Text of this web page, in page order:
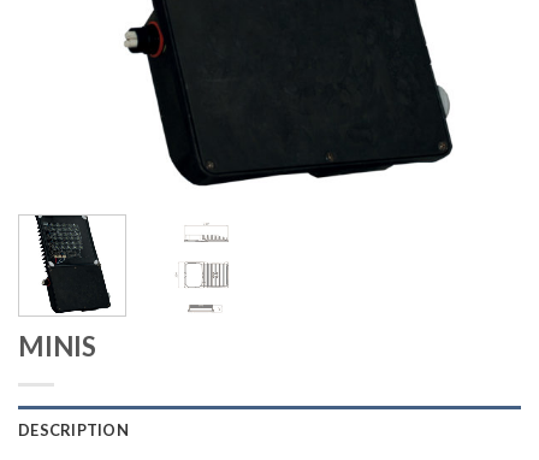
MINIS
DESCRIPTION